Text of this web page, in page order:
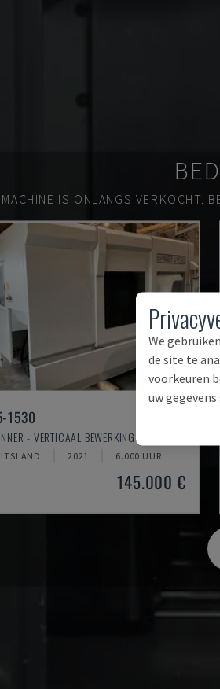
IS ONLANGS VERKOCHT.
1530
- VERTICAAL BEWERKINGSCENTRUM
2021 6.000 UUR
145.000 €
We
de site te
voorkeuren
uw